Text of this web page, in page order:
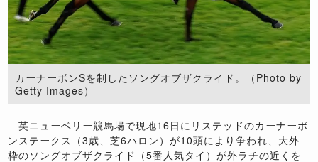
カーナーボンSを制したソングオブザクライド。（Photo by
Getty Images）
英ニューベリー競馬場で現地16日にリステッドのカーナーボ
ンステークス（3歳、芝6ハロン）が10頭により争われ、大外
枠のソングオブザクライド（5番人気タイ）が外ラチの近くを